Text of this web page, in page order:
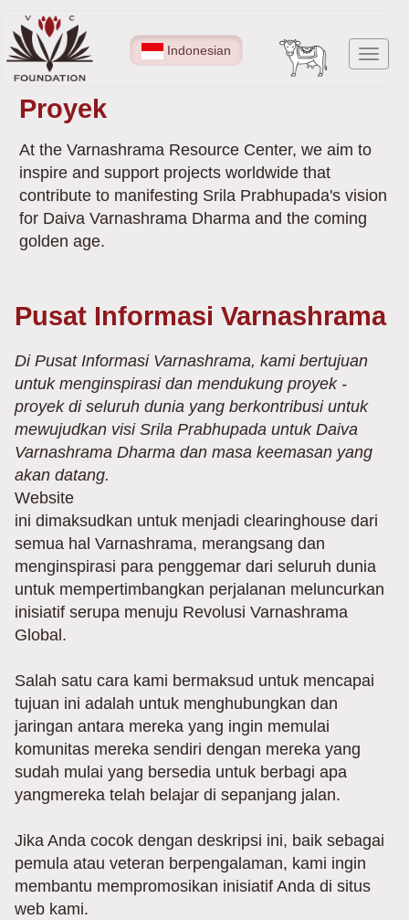
Lompat
ke
isi
Indonesian
Proyek
At the Varnashrama Resource Center, we aim to
inspire and support projects worldwide that
contribute to manifesting Srila Prabhupada's vision
for Daiva Varnashrama Dharma and the coming
golden age.
Pusat Informasi Varnashrama
Di Pusat Informasi Varnashrama, kami bertujuan
untuk menginspirasi dan mendukung proyek -
proyek di seluruh dunia yang berkontribusi untuk
mewujudkan visi Srila Prabhupada untuk Daiva
Varnashrama Dharma dan masa keemasan yang
akan datang.
Website
ini dimaksudkan untuk menjadi clearinghouse dari
semua hal Varnashrama, merangsang dan
menginspirasi para penggemar dari seluruh dunia
untuk mempertimbangkan perjalanan meluncurkan
inisiatif serupa menuju Revolusi Varnashrama
Global.
Salah satu cara kami bermaksud untuk mencapai
tujuan ini adalah untuk menghubungkan dan
jaringan antara mereka yang ingin memulai
komunitas mereka sendiri dengan mereka yang
sudah mulai yang bersedia untuk berbagi apa
yangmereka telah belajar di sepanjang jalan.
Jika Anda cocok dengan deskripsi ini, baik sebagai
pemula atau veteran berpengalaman, kami ingin
membantu mempromosikan inisiatif Anda di situs
web kami.